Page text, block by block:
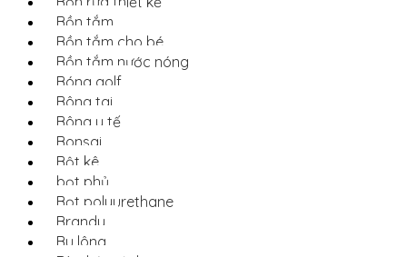
Bồn tắm
Bồn tắm cho bé
Bồn tắm nước nóng
Bóng golf
Bông tai
Bông y tế
Bonsai
Bột kê
bọt phủ
Bọt polyurethane
Brandy
Bu lông